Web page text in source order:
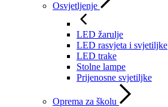
Osvjetljenje
LED žarulje
LED rasvjeta i svjetiljke
LED trake
Stolne lampe
Prijenosne svjetiljke
Oprema za školu